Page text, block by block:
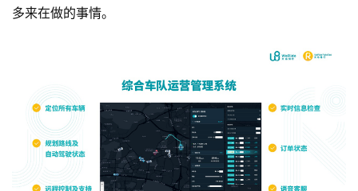
智
市
多来在做的事情。